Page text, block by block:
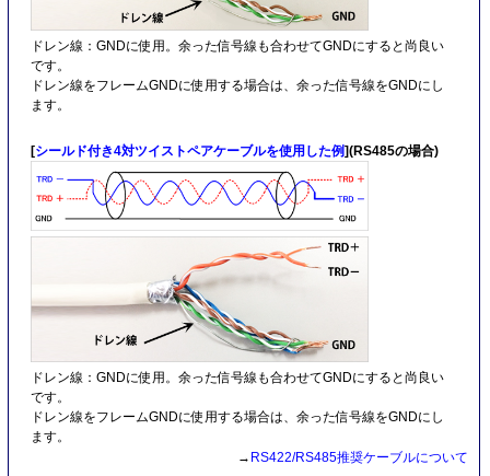
ドレン線：GNDに使用。余った信号線も合わせてGNDにすると尚良い
です。
ドレン線をフレームGNDに使用する場合は、余った信号線をGNDにし
ます。
[シールド付き4対ツイストペアケーブルを使用した例](RS485の場合)
ドレン線：GNDに使用。余った信号線も合わせてGNDにすると尚良い
です。
ドレン線をフレームGNDに使用する場合は、余った信号線をGNDにし
ます。
→ RS422/RS485推奨ケーブルについて